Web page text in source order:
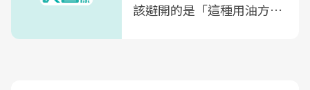
該避開的是「這種用油方